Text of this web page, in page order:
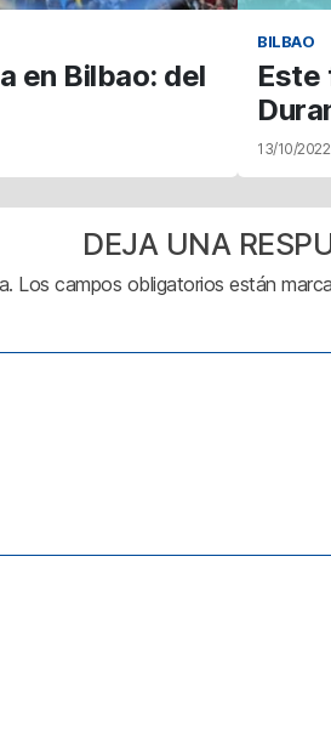
en Bilbao: del
BILBAO
Este
13/10/2022
DEJA UNA
Los campos obligatorios están